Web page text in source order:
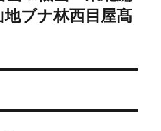
地ブナ林西目屋髙